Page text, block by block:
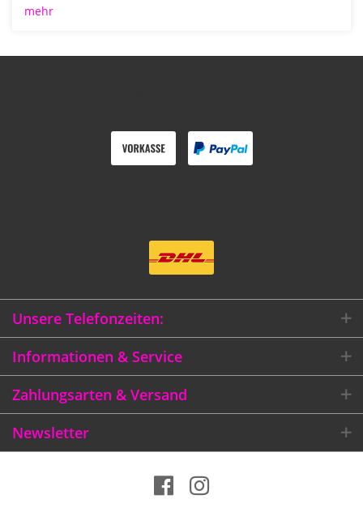
mehr
Unsere Telefonzeiten:
Informationen & Service
Zahlungsarten & Versand
Newsletter